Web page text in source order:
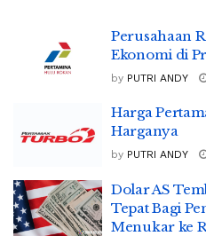
Perusahaan
Ekonomi di
by PUTRI ANDY
Harga
Harganya
by PUTRI ANDY
Dolar AS
Tepat Bagi
Menukar ke